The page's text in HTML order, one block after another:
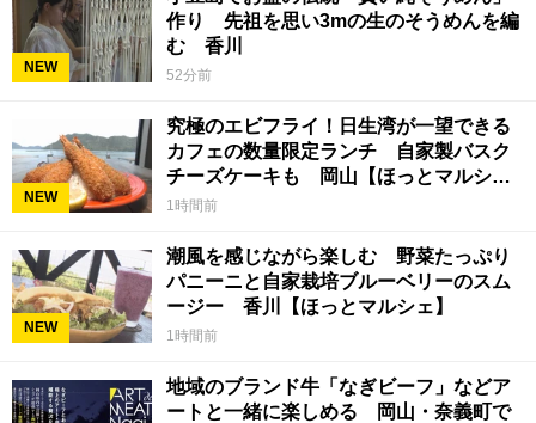
NEW
作り 先祖を思い3mの生のそうめんを編
む 香川
52分前
NEW
究極のエビフライ！日生湾が一望できる
カフェの数量限定ランチ 自家製バスク
チーズケーキも 岡山【ほっとマルシ
ェ】
1時間前
NEW
潮風を感じながら楽しむ 野菜たっぷり
パニーニと自家栽培ブルーベリーのスム
ージー 香川【ほっとマルシェ】
1時間前
地域のブランド牛「なぎビーフ」などア
ートと一緒に楽しめる 岡山・奈義町で